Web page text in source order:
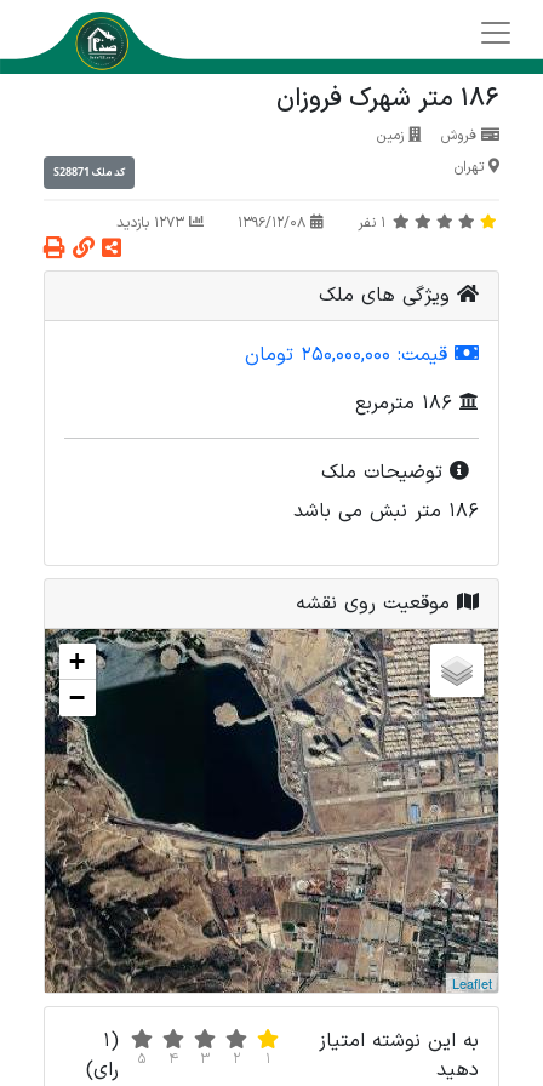
186 متر شهرک فروزان
فروش
زمین
تهران
کد ملک S28871
1 نفر
ویژگی های ملک
قیمت: 250,000,000 تومان
186 مترمربع
توضیحات ملک
186 متر نبش می باشد
موقعیت روی نقشه
+
−
Leaflet
به این نوشته امتیاز
دهید
1
2
3
4
5
(1
رای)